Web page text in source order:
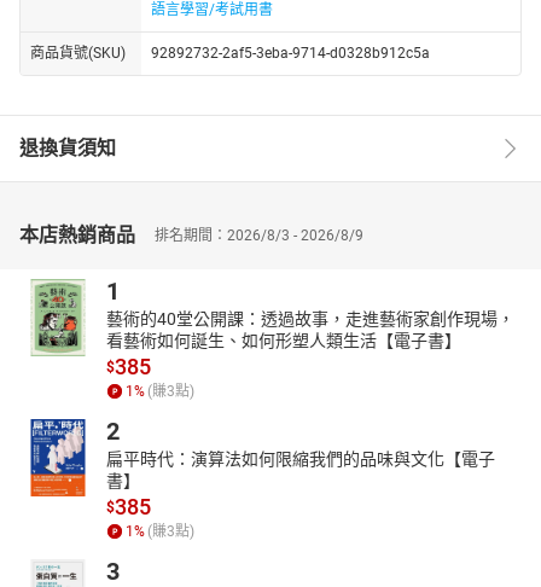
語言學習/考試用書
商品貨號(SKU) 92892732-2af5-3eba-9714-d0328b912c5a
退換貨須知
本店熱銷商品 排名期間：2026/8/3 - 2026/8/9
1
藝術的40堂公開課：透過故事，走進藝術家創作現場，
看藝術如何誕生、如何形塑人類生活【電子書】
$385
1% (賺3點)
2
扁平時代：演算法如何限縮我們的品味與文化【電子
書】
$385
1% (賺3點)
3